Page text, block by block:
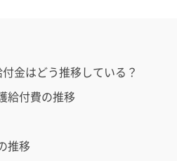
金はどう推移している？
給付費の推移
推移